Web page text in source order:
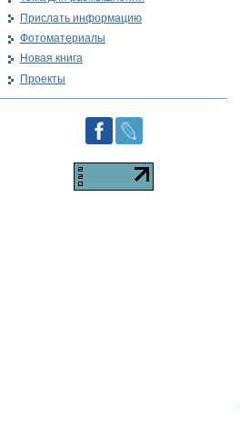
Прислать информацию
Фотоматериалы
Новая книга
Проекты